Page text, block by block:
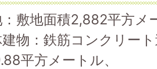
敷地面積2,882平方メ
物：鉄筋コンクリー
平方メートル、